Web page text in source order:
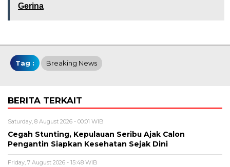
Gerina
Tag : Breaking News
BERITA TERKAIT
Saturday, 8 August 2026 - 00:01 WIB
Cegah Stunting, Kepulauan Seribu Ajak Calon
Pengantin Siapkan Kesehatan Sejak Dini
Friday, 7 August 2026 - 15:48 WIB